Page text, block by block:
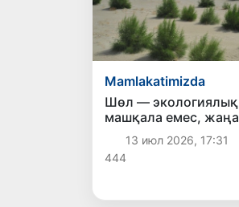
Mamlakatimizda
Шөл — экологиялық
машқала емес, жаңа
экономикалық
имканиятлар дереги
13 июл 2026, 17:31
444